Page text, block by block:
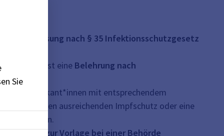
Unterweisung nach § 35 Infektionsschutzgesetz
ist eine Belehrung nach
alle Praktikant*innen mit entsprechendem
einen ausreichenden Impfschutz oder eine
werden.
zur Vorlage bei einer Behörde
Sie